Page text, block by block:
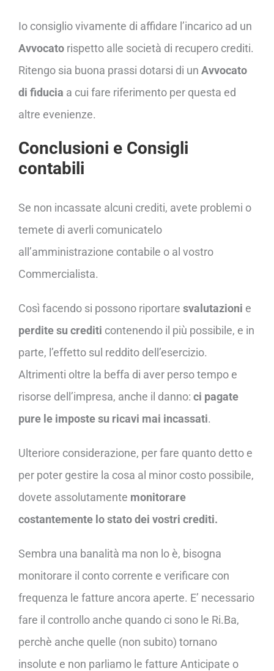
Io consiglio vivamente di affidare l’incarico ad un
Avvocato rispetto alle società di recupero crediti.
Ritengo sia buona prassi dotarsi di un Avvocato
di fiducia a cui fare riferimento per questa ed
altre evenienze.
Conclusioni e Consigli
contabili
Se non incassate alcuni crediti, avete problemi o
temete di averli comunicatelo
all’amministrazione contabile o al vostro
Commercialista.
Così facendo si possono riportare svalutazioni e
perdite su crediti contenendo il più possibile, e in
parte, l’effetto sul reddito dell’esercizio.
Altrimenti oltre la beffa di aver perso tempo e
risorse dell’impresa, anche il danno: ci pagate
pure le imposte su ricavi mai incassati.
Ulteriore considerazione, per fare quanto detto e
per poter gestire la cosa al minor costo possibile,
dovete assolutamente monitorare
costantemente lo stato dei vostri crediti.
Sembra una banalità ma non lo è, bisogna
monitorare il conto corrente e verificare con
frequenza le fatture ancora aperte. E’ necessario
fare il controllo anche quando ci sono le Ri.Ba,
perchè anche quelle (non subito) tornano
insolute e non parliamo le fatture Anticipate o